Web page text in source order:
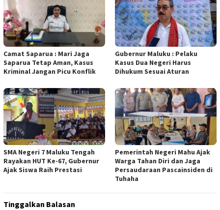
Camat Saparua : Mari Jaga
Saparua Tetap Aman, Kasus
Kriminal Jangan Picu Konflik
Gubernur Maluku : Pelaku
Kasus Dua Negeri Harus
Dihukum Sesuai Aturan
SMA Negeri 7 Maluku Tengah
Rayakan HUT Ke-67, Gubernur
Ajak Siswa Raih Prestasi
Pemerintah Negeri Mahu Ajak
Warga Tahan Diri dan Jaga
Persaudaraan Pascainsiden di
Tuhaha
Tinggalkan Balasan